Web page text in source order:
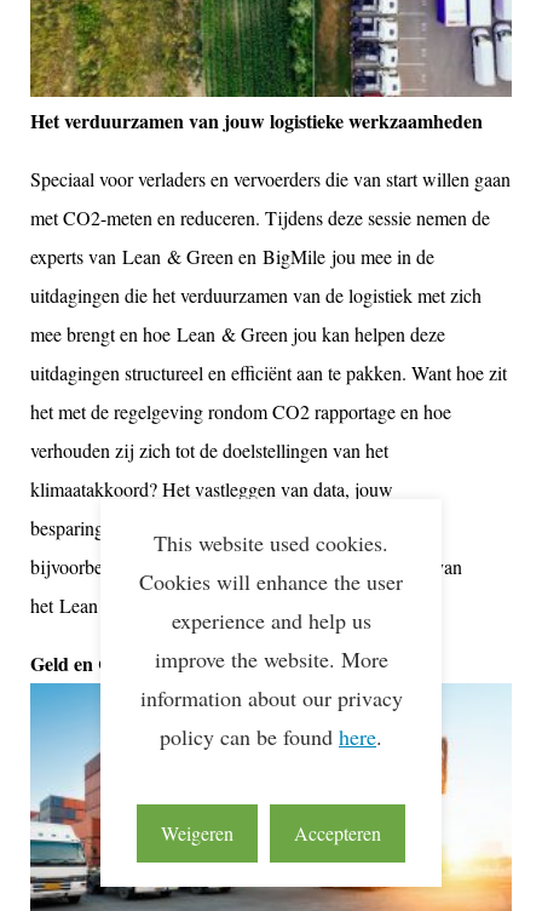
Het verduurzamen van jouw logistieke werkzaamheden
Speciaal voor verladers en vervoerders die van start willen gaan
met CO2-meten en reduceren. Tijdens deze sessie nemen de
experts van Lean & Green en BigMile jou mee in de
uitdagingen die het verduurzamen van de logistiek met zich
mee brengt en hoe Lean & Green jou kan helpen deze
uitdagingen structureel en efficiënt aan te pakken. Want hoe zit
het met de regelgeving rondom CO2 rapportage en hoe
verhouden zij zich tot de doelstellingen van het
klimaatakkoord? Het vastleggen van data, jouw
besparingspotentieel en praktische uitdagingen van
bijvoorbeeld stadslogistiek: het is allemaal onderdeel van
het Lean & Green programma.
Geld en CO2 besparen in de praktijk
This website used cookies.
Cookies will enhance the user
experience and help us
improve the website. More
information about our privacy
policy can be found here.
Weigeren Accepteren